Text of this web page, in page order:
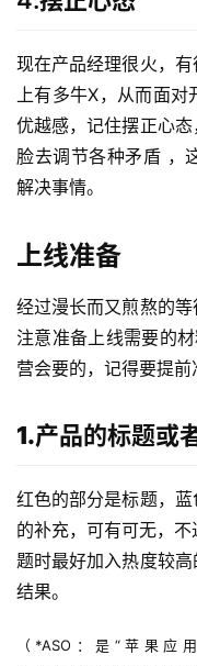
现在产品经理很火，
上有多牛X，从而面对
优越感，记住摆正心
脸去调节各种矛盾 ，
解决事情。
上线准备
经过漫长而又煎熬的
注意准备上线需要的
营会要的，记得要提前
1.产品的标题或
红色的部分是标题，
的补充，可有可无，
题时最好加入热度较
结果。
（*ASO：是“苹果应